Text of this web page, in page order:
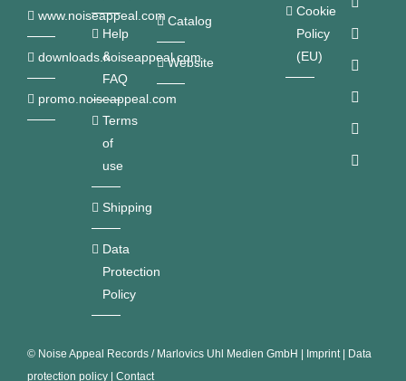
www.noiseappeal.com
downloads.noiseappeal.com
promo.noiseappeal.com
Help
&
FAQ
Terms
of
use
Shipping
Data
Protection
Policy
Catalog
Website
Cookie
Policy
(EU)
© Noise Appeal Records / Marlovics Uhl Medien GmbH Imprint|
Data
protection policy
Contact